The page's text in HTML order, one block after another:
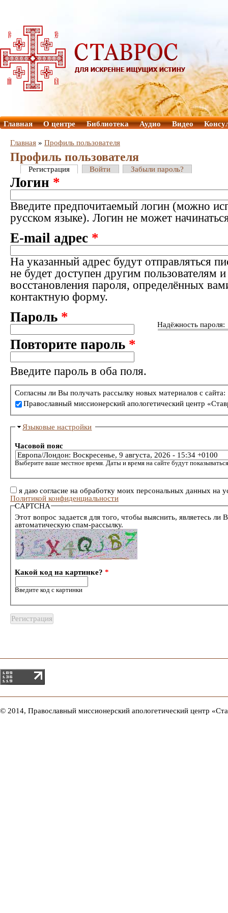
Главная О центре Библиотека Аудио Видео
Главная » Профиль пользователя
Профиль пользователя
Регистрация Войти Забыли пароль?
Логин *
Введите предпочитаемый логин (можно
русском языке). Логин не может
E-mail адрес *
На указанный адрес будут отправляться
не будет доступен другим пользователям
восстановления пароля, определённых
контактную форму.
Надёжность пароля:
Пароль *
Повторите пароль *
Введите пароль в оба поля.
Согласны ли Вы получать рассылку новых материалов с сайта:
Православный миссионерский апологетический центр
Языковые настройки
Часовой пояс
Выберите ваше местное время. Даты и время на сайте будут
я даю согласие на обработку моих персональных данных на
Политикой конфиденциальности
CAPTCHA
Этот вопрос задается для того, чтобы выяснить, являетесь ли
автоматическую спам-рассылку.
Какой код на картинке?*
Введите код с картинки
© 2014, Православный миссионерский апологетический центр